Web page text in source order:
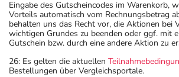
Eingabe des Gutscheincodes im Warenkorb,
Vorteils automatisch vom Rechnungsbetrag
behalten uns das Recht vor, die Aktionen bei
wichtigen Grundes zu beenden oder ggf. mit
Gutschein bzw. durch eine andere Aktion zu
26: Es gelten die aktuellen
Bestellungen über Vergleichsportale.